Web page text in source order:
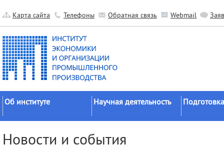
Карта сайта Телефоны Обратная связь Webmail
Об институте
Официальные документы
Научная деятельность
исследований
Новости и события